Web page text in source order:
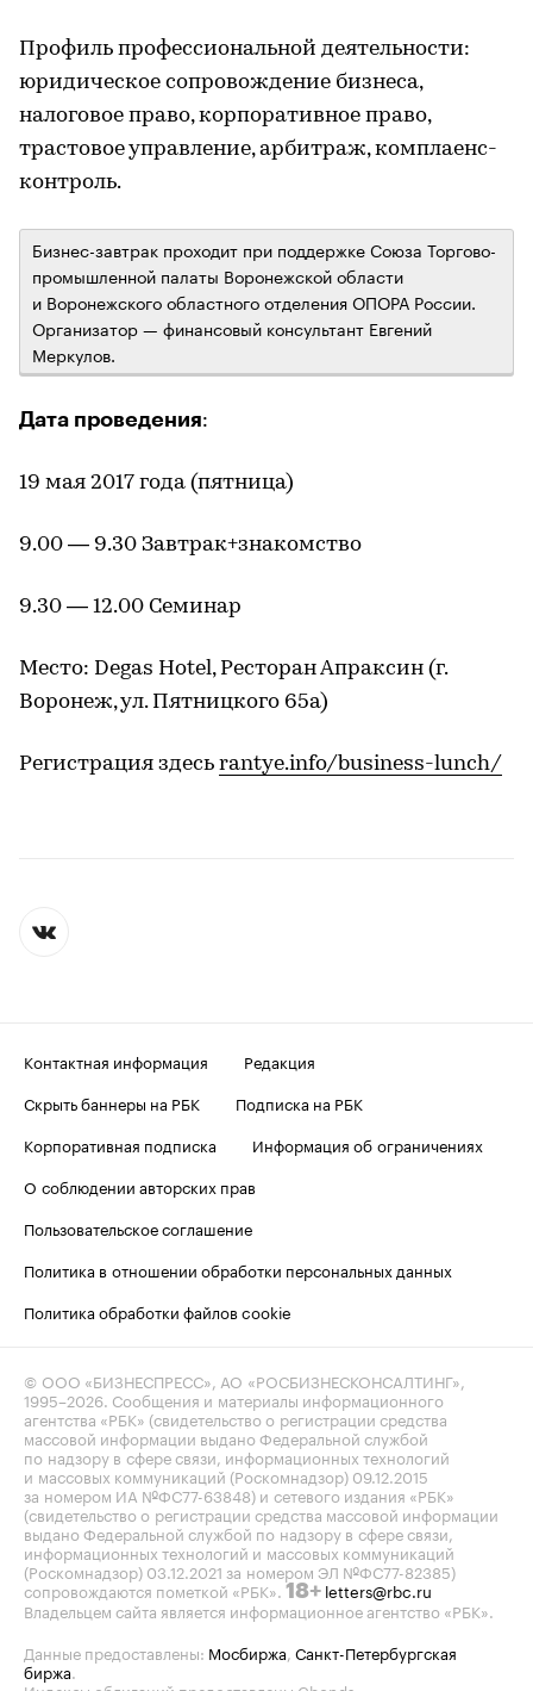
Профиль профессиональной деятельности:
юридическое сопровождение бизнеса,
налоговое право, корпоративное право,
трастовое управление, арбитраж, комплаенс-
контроль.
Бизнес-завтрак проходит при поддержке Союза Торгово-
промышленной палаты Воронежской области
и Воронежского областного отделения ОПОРА России.
Организатор — финансовый консультант Евгений
Меркулов.
Дата проведения:
19 мая 2017 года (пятница)
9.00 — 9.30 Завтрак+знакомство
9.30 — 12.00 Семинар
Место: Degas Hotel, Ресторан Апраксин (г.
Воронеж, ул. Пятницкого 65а)
Регистрация здесь rantye.info/business-lunch/
Контактная информация
Редакция
Скрыть баннеры на РБК
Подписка на РБК
Корпоративная подписка
Информация об ограничениях
О соблюдении авторских прав
Пользовательское соглашение
Политика в отношении обработки персональных данных
Политика обработки файлов cookie
© ООО «БИЗНЕСПРЕСС», АО «РОСБИЗНЕСКОНСАЛТИНГ»,
1995–2026 . Сообщения и материалы информационного
агентства «РБК» (свидетельство о регистрации средства
массовой информации выдано Федеральной службой
по надзору в сфере связи, информационных технологий
и массовых коммуникаций (Роскомнадзор) 09.12.2015
за номером ИА №ФС77-63848) и сетевого издания «РБК»
(свидетельство о регистрации средства массовой информации
выдано Федеральной службой по надзору в сфере связи,
информационных технологий и массовых коммуникаций
(Роскомнадзор) 03.12.2021 за номером ЭЛ №ФС77-82385)
сопровождаются пометкой «РБК». 18+ letters@rbc.ru
Владельцем сайта является информационное агентство «РБК».
Данные предоставлены: Мосбиржа Санкт-Петербургская
биржа